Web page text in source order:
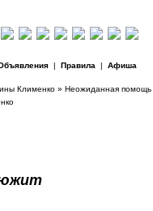
| Правила | Афиша
Клименко » Неожиданная помощь